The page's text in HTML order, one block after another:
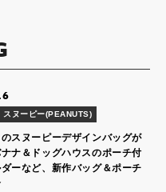
スヌーピー(PEANUTS)
スヌーピーデザインバッグが
ナ＆ドッグハウスのポーチ付
ーなど、新作バッグ＆ポーチ